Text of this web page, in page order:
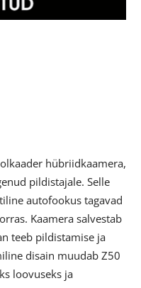
hübriidkaamera,
pildistajale. Selle
autofookus tagavad
Kaamera salvestab
teeb pildistamise ja
disain muudab Z50
loovuseks ja